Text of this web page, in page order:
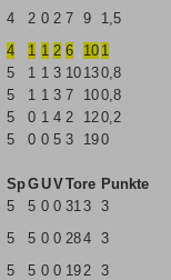
4 2 0 2 7 9
1,5
4 1 1 2 6 10 1
5 1 1 3 10 130,8
5 1 1 3 7 100,8
5 0 1 4 2 120,2
5 0 0 5 3 190
SpGUVTore Punkte
5 5 0 0 313
3
5 5 0 0 284
3
5 5 0 0 192
3